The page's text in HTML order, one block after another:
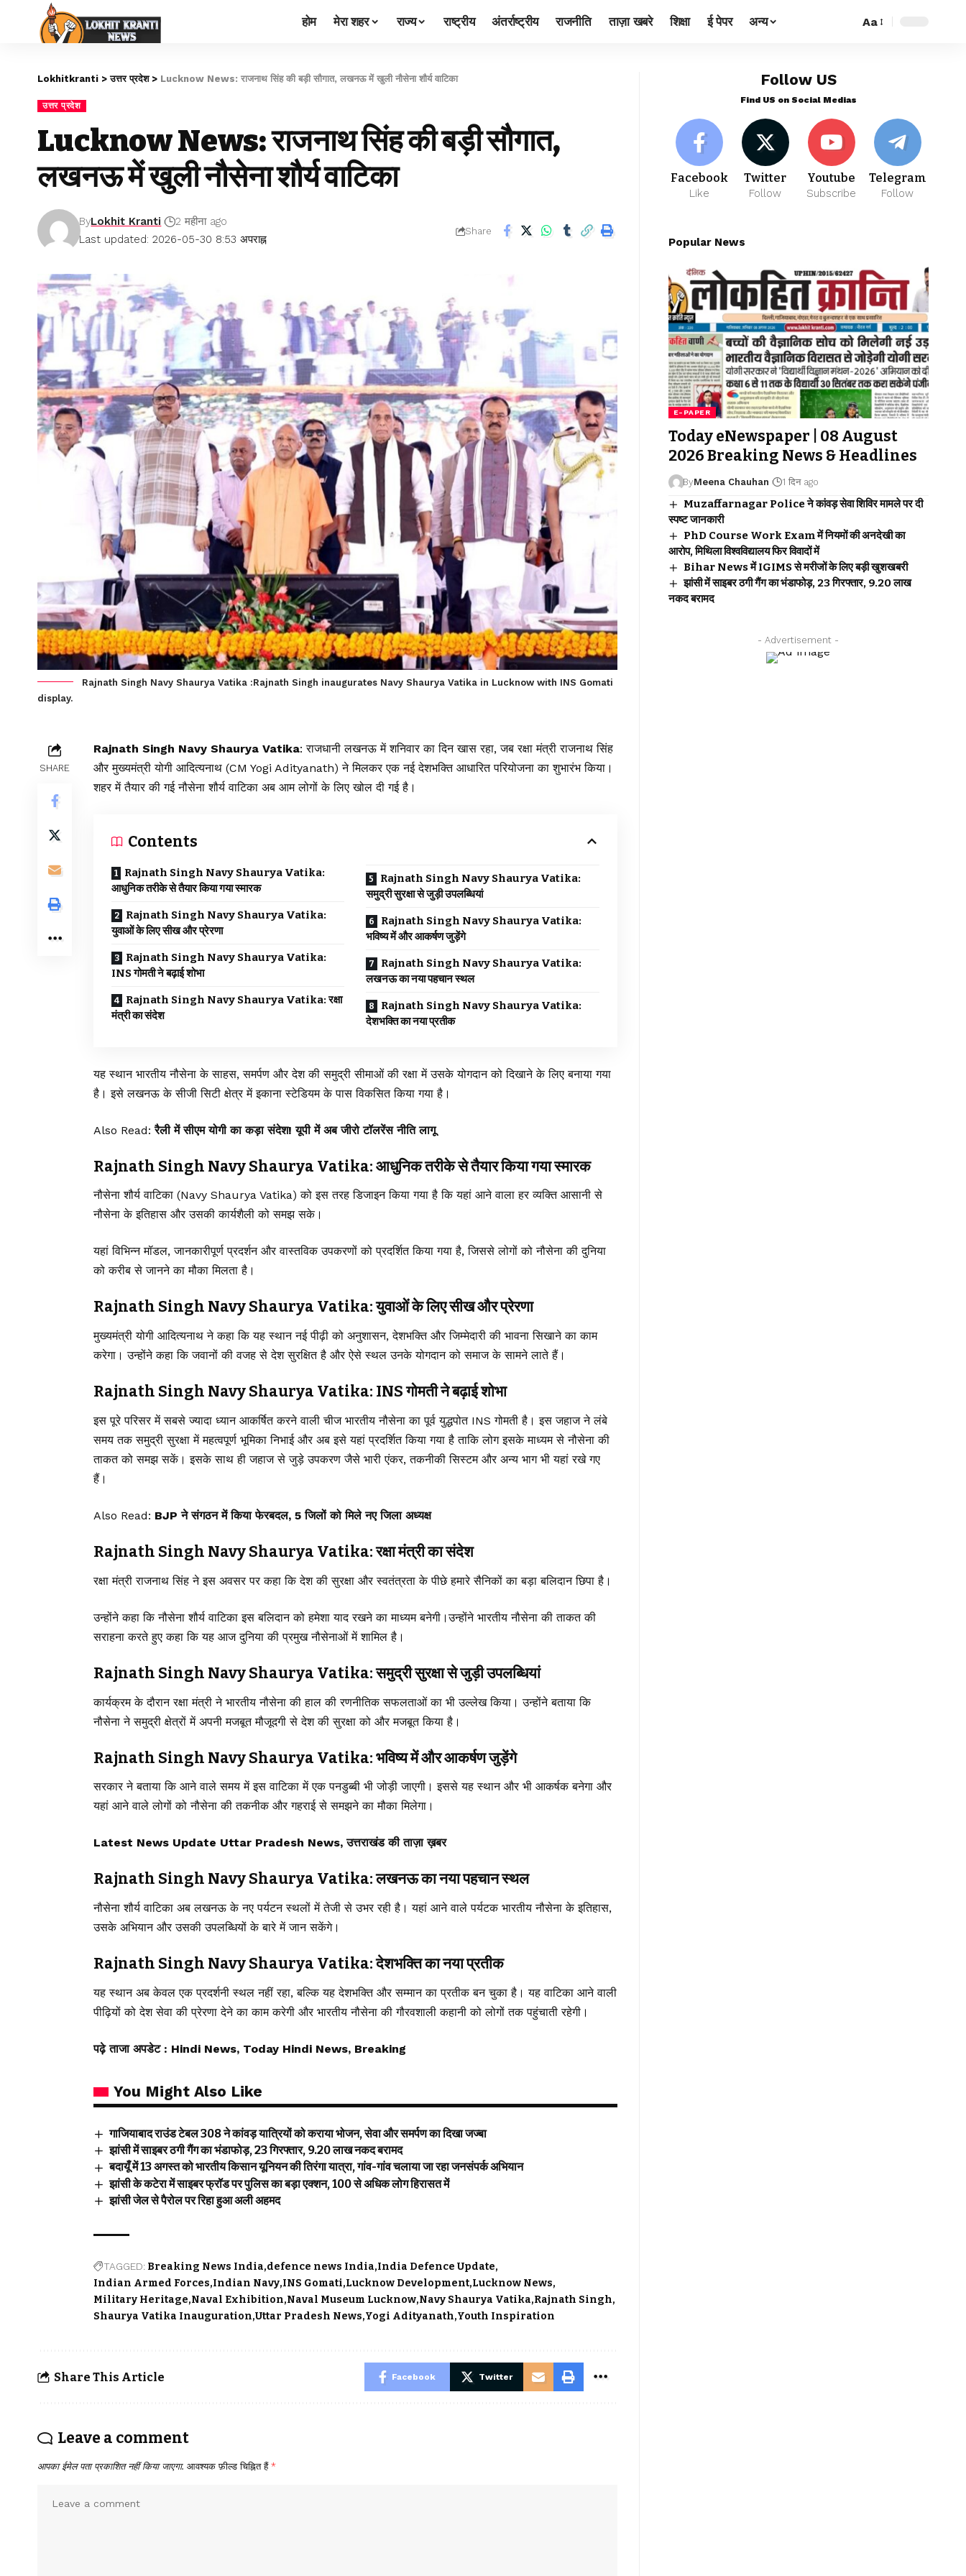
होम मेरा शहर राज्य राष्ट्रीय अंतर्राष्ट्रीय राजनीति ताज़ा खबरे शिक्षा ई पेपर अन्य Aa
Lokhitkranti >उत्तर प्रदेश> Lucknow News: राजनाथ सिंह की बड़ी सौगात, लखनऊ में खुली नौसेना शौर्य वाटिका
उत्तर प्रदेश
Lucknow News: राजनाथ सिंह की बड़ी सौगात,
लखनऊ में खुली नौसेना शौर्य वाटिका
Last updated: 2026-05-30 8:53 अपराह्न
ByLokhit Kranti 2 महीना ago
Share
Rajnath Singh Navy Shaurya Vatika :Rajnath Singh inaugurates Navy Shaurya Vatika in Lucknow with INS Gomati
display.
SHARE
Rajnath Singh Navy Shaurya Vatika: राजधानीलखनऊ में शनिवार का दिन खास रहा, जब रक्षा मंत्री राजनाथ सिंह
और मुख्यमंत्री योगी आदित्यनाथ (CM Yogi Adityanath) ने मिलकर एक नई देशभक्ति आधारित परियोजना का शुभारंभ किया।
शहर में तैयार की गई नौसेना शौर्य वाटिका अब आम लोगों के लिए खोल दी गई है।
Contents
Rajnath Singh Navy Shaurya Vatika:
आधुनिक तरीके से तैयार किया गया स्मारक
Rajnath Singh Navy Shaurya Vatika:
युवाओं के लिए सीख और प्रेरणा
Rajnath Singh Navy Shaurya Vatika:
INS गोमती ने बढ़ाई शोभा
Rajnath Singh Navy Shaurya Vatika: रक्षा
मंत्री का संदेश
Rajnath Singh Navy Shaurya Vatika:
समुद्री सुरक्षा से जुड़ी उपलब्धियां
Rajnath Singh Navy Shaurya Vatika:
भविष्य में और आकर्षण जुड़ेंगे
Rajnath Singh Navy Shaurya Vatika:
लखनऊ का नया पहचान स्थल
Rajnath Singh Navy Shaurya Vatika:
देशभक्ति का नया प्रतीक
यह स्थान भारतीय नौसेना के साहस, समर्पण और देश की समुद्री सीमाओं की रक्षा में उसके योगदान को दिखाने के लिए बनाया गया
है। इसे लखनऊ के सीजी सिटी क्षेत्र में इकाना स्टेडियम के पास विकसित किया गया है।
Also Read:रैली में सीएम योगी का कड़ा संदेश! यूपी में अब जीरो टॉलरेंस नीति लागू
Rajnath Singh Navy Shaurya Vatika: आधुनिक तरीके से तैयार किया गया स्मारक
नौसेना शौर्य वाटिका (Navy Shaurya Vatika) को इस तरह डिजाइन किया गया है कि यहां आने वाला हर व्यक्ति आसानी से
नौसेना के इतिहास और उसकी कार्यशैली को समझ सके।
यहां विभिन्न मॉडल, जानकारीपूर्ण प्रदर्शन और वास्तविक उपकरणों को प्रदर्शित किया गया है, जिससे लोगों को नौसेना की दुनिया
को करीब से जानने का मौका मिलता है।
Rajnath Singh Navy Shaurya Vatika: युवाओं के लिए सीख और प्रेरणा
मुख्यमंत्री योगी आदित्यनाथ ने कहा कि यह स्थान नई पीढ़ी को अनुशासन, देशभक्ति और जिम्मेदारी की भावना सिखाने का काम
करेगा। उन्होंने कहा कि जवानों की वजह से देश सुरक्षित है और ऐसे स्थल उनके योगदान को समाज के सामने लाते हैं।
Rajnath Singh Navy Shaurya Vatika: INS गोमती ने बढ़ाई शोभा
इस पूरे परिसर में सबसे ज्यादा ध्यान आकर्षित करने वाली चीज भारतीय नौसेना का पूर्व युद्धपोत INS गोमती है। इस जहाज ने लंबे
समय तक समुद्री सुरक्षा में महत्वपूर्ण भूमिका निभाई और अब इसे यहां प्रदर्शित किया गया है ताकि लोग इसके माध्यम से नौसेना की
ताकत को समझ सकें। इसके साथ ही जहाज से जुड़े उपकरण जैसे भारी एंकर, तकनीकी सिस्टम और अन्य भाग भी यहां रखे गए
हैं।
Also Read: BJP ने संगठन में किया फेरबदल, 5 जिलों को मिले नए जिला अध्यक्ष
Rajnath Singh Navy Shaurya Vatika: रक्षा मंत्री का संदेश
रक्षा मंत्री राजनाथ सिंह ने इस अवसर पर कहा कि देश की सुरक्षा और स्वतंत्रता के पीछे हमारे सैनिकों का बड़ा बलिदान छिपा है।
उन्होंने कहा कि नौसेना शौर्य वाटिका इस बलिदान को हमेशा याद रखने का माध्यम बनेगी।उन्होंने भारतीय नौसेना की ताकत की
सराहना करते हुए कहा कि यह आज दुनिया की प्रमुख नौसेनाओं में शामिल है।
Rajnath Singh Navy Shaurya Vatika: समुद्री सुरक्षा से जुड़ी उपलब्धियां
कार्यक्रम के दौरान रक्षा मंत्री ने भारतीय नौसेना की हाल की रणनीतिक सफलताओं का भी उल्लेख किया। उन्होंने बताया कि
नौसेना ने समुद्री क्षेत्रों में अपनी मजबूत मौजूदगी से देश की सुरक्षा को और मजबूत किया है।
Rajnath Singh Navy Shaurya Vatika: भविष्य में और आकर्षण जुड़ेंगे
सरकार ने बताया कि आने वाले समय में इस वाटिका में एक पनडुब्बी भी जोड़ी जाएगी। इससे यह स्थान और भी आकर्षक बनेगा और
यहां आने वाले लोगों को नौसेना की तकनीक और गहराई से समझने का मौका मिलेगा।
Latest News Update Uttar Pradesh News, उत्तराखंड की ताज़ा ख़बर
Rajnath Singh Navy Shaurya Vatika: लखनऊ का नया पहचान स्थल
नौसेना शौर्य वाटिका अब लखनऊ के नए पर्यटन स्थलों में तेजी से उभर रही है। यहां आने वाले पर्यटक भारतीय नौसेना के इतिहास,
उसके अभियान और उसकी उपलब्धियों के बारे में जान सकेंगे।
Rajnath Singh Navy Shaurya Vatika: देशभक्ति का नया प्रतीक
यह स्थान अब केवल एक प्रदर्शनी स्थल नहीं रहा, बल्कि यह देशभक्ति और सम्मान का प्रतीक बन चुका है। यह वाटिका आने वाली
पीढ़ियों को देश सेवा की प्रेरणा देने का काम करेगी और भारतीय नौसेना की गौरवशाली कहानी को लोगों तक पहुंचाती रहेगी।
पढ़े ताजा अपडेट : Hindi News, Today Hindi News, Breaking
You Might Also Like
गाजियाबाद राउंड टेबल 308 ने कांवड़ यात्रियों को कराया भोजन, सेवा और समर्पण का दिखा जज्बा
झांसी में साइबर ठगी गैंग का भंडाफोड़, 23 गिरफ्तार, 9.20 लाख नकद बरामद
बदायूँ में 13 अगस्त को भारतीय किसान यूनियन की तिरंगा यात्रा, गांव-गांव चलाया जा रहा जनसंपर्क अभियान
झांसी के कटेरा में साइबर फ्रॉड पर पुलिस का बड़ा एक्शन, 100 से अधिक लोग हिरासत में
झांसी जेल से पैरोल पर रिहा हुआ अली अहमद
TAGGED: Breaking News India defence news India India Defence Update
Indian Armed Forces Indian Navy INS Gomati Lucknow Development Lucknow News
Military Heritage Naval Exhibition Naval Museum Lucknow Navy Shaurya Vatika Rajnath Singh
Shaurya Vatika Inauguration Uttar Pradesh News Yogi Adityanath Youth Inspiration
Share This Article Facebook Twitter
Leave a comment
आपका ईमेल पता प्रकाशित नहीं किया जाएगा. आवश्यक फ़ील्ड चिह्नित हैं *
Follow US
Find US on Social Medias
Facebook
Like
Twitter
Follow
Youtube
Subscribe
Telegram
Follow
Popular News
E-PAPER
Today eNewspaper | 08 August
2026 Breaking News & Headlines
ByMeena Chauhan 1 दिन ago
Muzaffarnagar Police ने कांवड़ सेवा शिविर मामले पर दी
स्पष्ट जानकारी
PhD Course Work Exam में नियमों की अनदेखी का
आरोप, मिथिला विश्वविद्यालय फिर विवादों में
Bihar News में IGIMS से मरीजों के लिए बड़ी खुशखबरी
झांसी में साइबर ठगी गैंग का भंडाफोड़, 23 गिरफ्तार, 9.20 लाख
नकद बरामद
- Advertisement -